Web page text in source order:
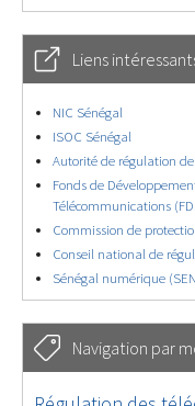
Liens
NIC Sénégal
ISOC Sénégal
Autorité de régulation
Fonds de
Télécommunications
Commission de
Conseil national de
Sénégal numérique
Navigation par
4602/5707
380/5707
3632/5707